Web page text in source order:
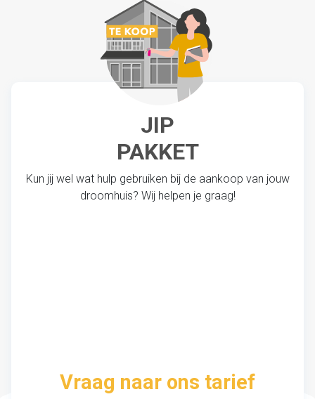
JIP
PAKKET
Kun jij wel wat hulp gebruiken bij de aankoop van jouw
droomhuis? Wij helpen je graag!
Vraag naar ons tarief